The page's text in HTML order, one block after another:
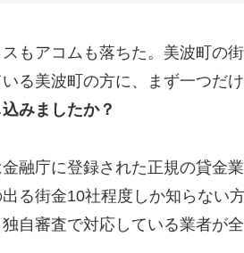
スもアコムも落ちた。美波町
る美波町の方に、まず一つだ
みましたか？
金融庁に登録された正規の貸金
出る街金10社程度しか知らない
自審査で対応している業者が